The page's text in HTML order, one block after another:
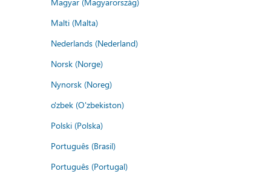
Malti (Malta)
Nederlands (Nederland)
Norsk (Norge)
Nynorsk (Noreg)
o'zbek (O'zbekiston)
Polski (Polska)
Português (Brasil)
Português (Portugal)